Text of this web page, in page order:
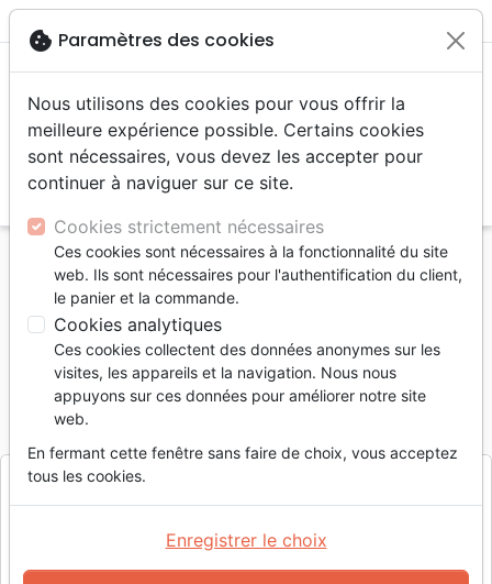
menu
Accueil Divers
Papeterie
Surligneur Staedtler à cire jaune - pour Bible
Surligneur Staedtler à cire jaune
pour Bible
RéférenceSTAE2641 EAN4007817264003
Staedtler
cookie Paramètres des cookies
Nous utilisons des cookies pour vous offrir la
meilleure expérience possible. Certains cookies
sont nécessaires, vous devez les accepter pour
continuer à naviguer sur ce site.
Cookies strictement nécessaires
Ces cookies sont nécessaires à la fonctionnalité du site
web. Ils sont nécessaires pour l'authentification du client,
le panier et la commande.
Cookies analytiques
Ces cookies collectent des données anonymes sur les
visites, les appareils et la navigation. Nous nous
appuyons sur ces données pour améliorer notre site
web.
En fermant cette fenêtre sans faire de choix, vous acceptez
tous les cookies.
Enregistrer le choix